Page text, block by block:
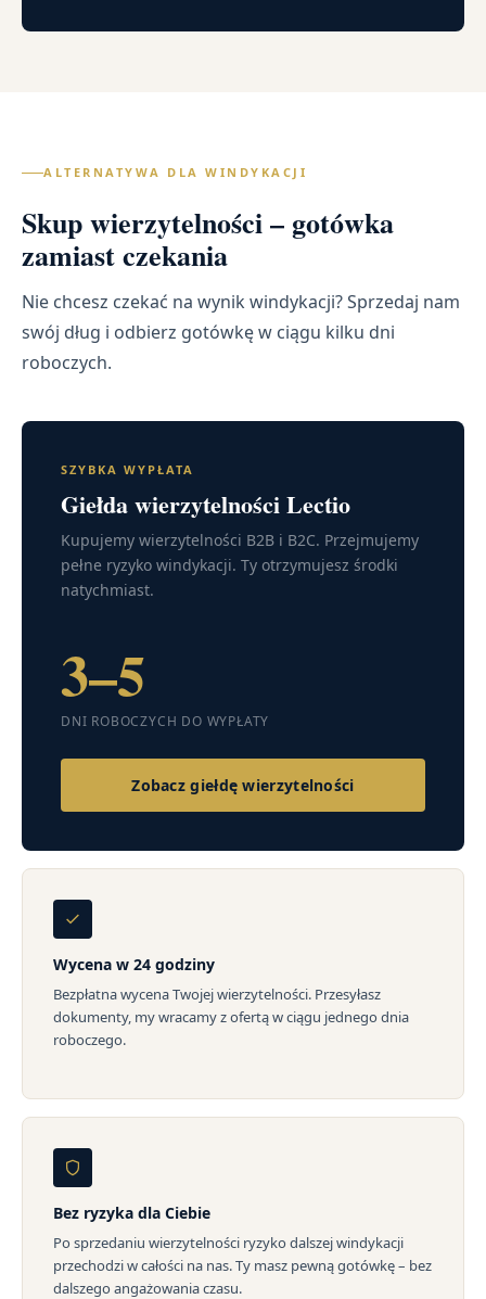
ALTERNATYWA DLA WINDYKACJI
Skup wierzytelności – gotówka
zamiast czekania
Nie chcesz czekać na wynik windykacji? Sprzedaj nam
swój dług i odbierz gotówkę w ciągu kilku dni
roboczych.
SZYBKA WYPŁATA
Giełda wierzytelności Lectio
Kupujemy wierzytelności B2B i B2C. Przejmujemy
pełne ryzyko windykacji. Ty otrzymujesz środki
natychmiast.
3–5
DNI ROBOCZYCH DO WYPŁATY
Zobacz giełdę wierzytelności
Wycena w 24 godziny
Bezpłatna wycena Twojej wierzytelności. Przesyłasz
dokumenty, my wracamy z ofertą w ciągu jednego dnia
roboczego.
Bez ryzyka dla Ciebie
Po sprzedaniu wierzytelności ryzyko dalszej windykacji
przechodzi w całości na nas. Ty masz pewną gotówkę – bez
dalszego angażowania czasu.